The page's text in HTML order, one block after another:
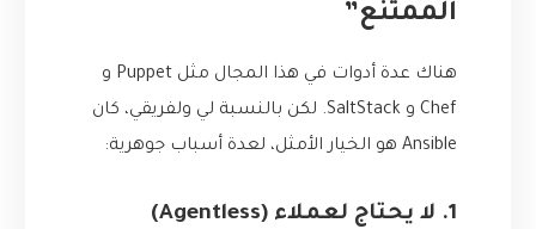
الممتنع”
هناك عدة أدوات في هذا المجال مثل Puppet و
Chef و SaltStack. لكن بالنسبة لي ولفريقي، كان
Ansible هو الخيار الأمثل، لعدة أسباب جوهرية:
1. لا يحتاج لعملاء (Agentless)